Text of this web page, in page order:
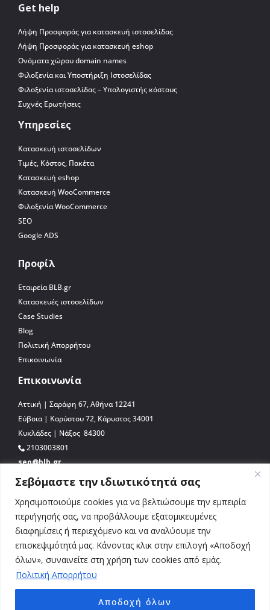
Σεβόμαστε την ιδιωτικότητά σας
Χρησιμοποιούμε cookies για να βελτιώσουμε την εμπειρία
περιήγησής σας, να προβάλλουμε εξατομικευμένες
διαφημίσεις ή περιεχόμενο και να αναλύουμε την
επισκεψιμότητά μας. Κάνοντας κλικ στην επιλογή «Αποδοχή
όλων», συναινείτε στη χρήση των cookies από εμάς.
Πολιτική Απορρήτου
Αποδοχή όλων
Get help
Λήψη Προσφοράς για κατασκευή ιστοσελίδας
Λήψη Προσφοράς για κατασκευή eshop
Ονόματα χώρου domain names
Φιλοξενία και Υποστήριξη Ιστοσελίδας
Φιλοξενία ιστοσελίδας – Υπολογιστής κόστους
Συχνές Ερωτήσεις
Υπηρεσίες
Κατασκευή ιστοσελίδων
Τιμές, Κόστος, Πακέτα
Κατασκευή eshop
Κατασκευή WooCommerce
Φιλοξενία WooCommerce
SEO
Google ADS
Προφίλ
Εταιρεία BLB.gr
Κατασκευές ιστοσελίδων
Case Studies
Blog
Πολιτική Απορρήτου
Επικοινωνία
Επικοινωνία
Αττική | Σαράφη 67, Αθήνα 12241
Εύβοια | Καρύστου 72, Κάρυστος 34001
Κυκλάδες | Νάξος 84300
2103003801
seo@blb.gr